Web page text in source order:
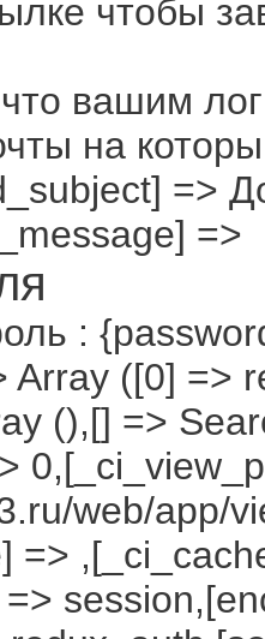
чтобы
вашим
на
=>
=>
:
Array ([0] =>
(),[] =>
web/app/
=>